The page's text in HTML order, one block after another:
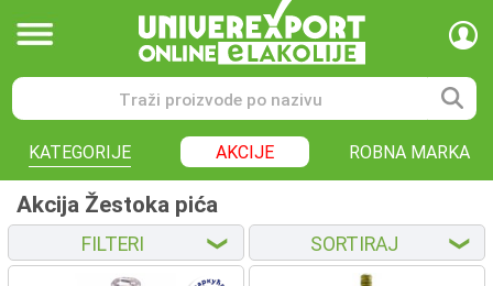
KATEGORIJE AKCIJE ROBNA MARKA
Akcija Žestoka pića
FILTERI ❮ SORTIRAJ ❮